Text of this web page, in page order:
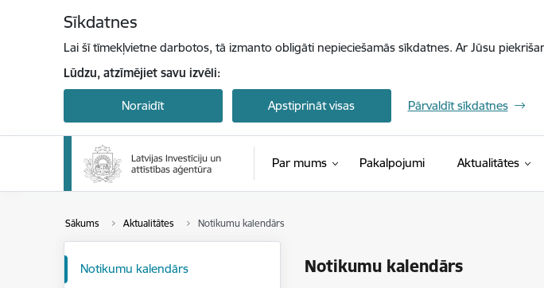
Sīkdatnes
Lai šī tīmekļvietne darbotos, tā izmanto obligāti nepieciešamās sīkdatnes. Ar Jūsu
Lūdzu, atzīmējiet savu izvēli:
Noraidīt Apstiprināt visas Pārvaldīt sīkdatnes
Par mums Pakalpojumi Aktualitātes
Sākums Aktualitātes Notikumu kalendārs
Notikumu kalendārs
Notikumu kalendārs